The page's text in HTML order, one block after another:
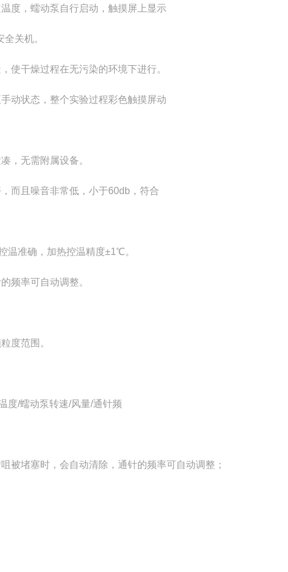
度，蠕动泵自行启动，触摸屏上显示
关机。
使干燥过程在无污染的环境下进行。
动状态，整个实验过程彩色触摸屏动
，无需附属设备。
而且噪音非常低，小于60db，符合
温准确，加热控温精度±1℃。
频率可自动调整。
度范围。
度/蠕动泵转速/风量/通针频
被堵塞时，会自动清除，通针的频率可自动调整；